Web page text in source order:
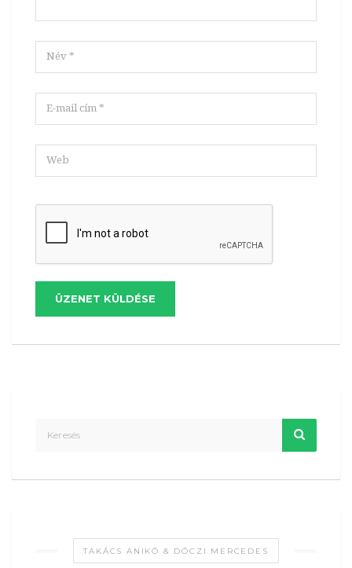
ÜZENET KÜLDÉSE
TAKÁCS ANIKÓ & DÓCZI MERCEDES